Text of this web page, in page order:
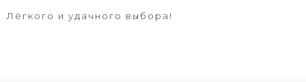
Лёгкого и удачного выбора!